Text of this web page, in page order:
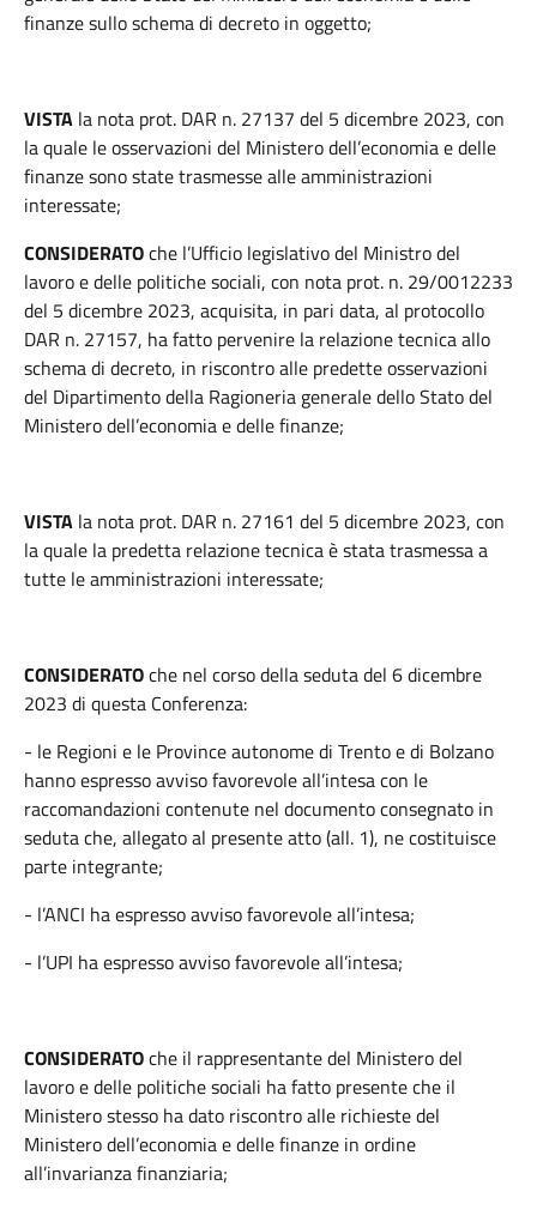
finanze sullo schema di decreto in oggetto;
VISTA la nota prot. DAR n. 27137 del 5 dicembre 2023, con
la quale le osservazioni del Ministero dell’economia e delle
finanze sono state trasmesse alle amministrazioni
interessate;
CONSIDERATOche l’Ufficio legislativo del Ministro del
lavoro e delle politiche sociali, con nota prot. n. 29/0012233
del 5 dicembre 2023, acquisita, in pari data, al protocollo
DAR n. 27157, ha fatto pervenire la relazione tecnica allo
schema di decreto, in riscontro alle predette osservazioni
del Dipartimento della Ragioneria generale dello Stato del
Ministero dell’economia e delle finanze;
VISTA la nota prot. DAR n. 27161 del 5 dicembre 2023, con
la quale la predetta relazione tecnica è stata trasmessa a
tutte le amministrazioni interessate;
CONSIDERATOche nel corso della seduta del 6 dicembre
2023 di questa Conferenza:
- le Regioni e le Province autonome di Trento e di Bolzano
hanno espresso avviso favorevole all’intesa con le
raccomandazioni contenute nel documento consegnato in
seduta che, allegato al presente atto (all. 1), ne costituisce
parte integrante;
- l’ANCI ha espresso avviso favorevole all’intesa;
- l’UPI ha espresso avviso favorevole all’intesa;
CONSIDERATOche il rappresentante del Ministero del
lavoro e delle politiche sociali ha fatto presente che il
Ministero stesso ha dato riscontro alle richieste del
Ministero dell’economia e delle finanze in ordine
all’invarianza finanziaria;